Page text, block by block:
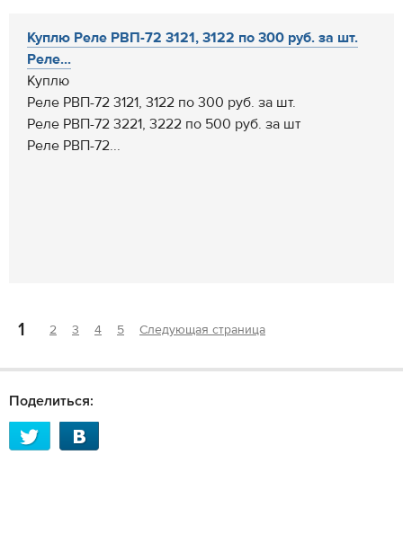
Куплю Реле РВП-72 3121, 3122 по 300 руб. за шт.
Реле...
Куплю
Реле РВП-72 3121, 3122 по 300 руб. за шт.
Реле РВП-72 3221, 3222 по 500 руб. за шт
Реле РВП-72...
1 2 3 4 5 Следующая страница
Поделиться: